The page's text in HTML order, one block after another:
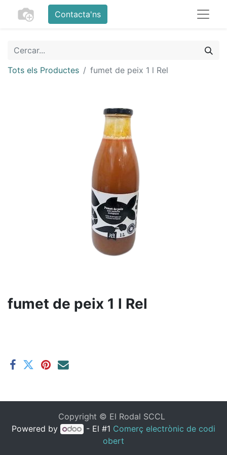
Contacta'ns
Tots els Productes fumet de peix 1 l Rel
fumet de peix 1 l Rel
Copyright © El Rodal SCCL
Powered by
- El #1 Comerç electrònic de codi
obert